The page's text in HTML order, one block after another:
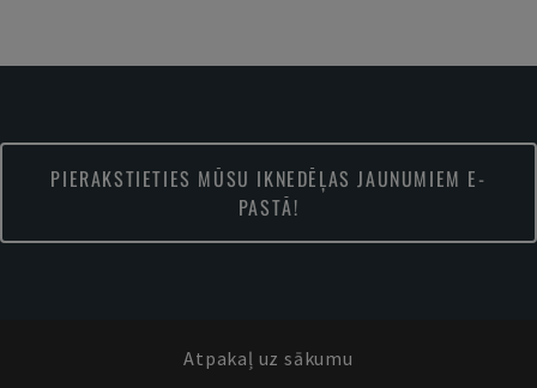
PIERAKSTIETIES MŪSU IKNEDĒĻAS JAUNUMIEM E-
PASTĀ!
Atpakaļ uz sākumu